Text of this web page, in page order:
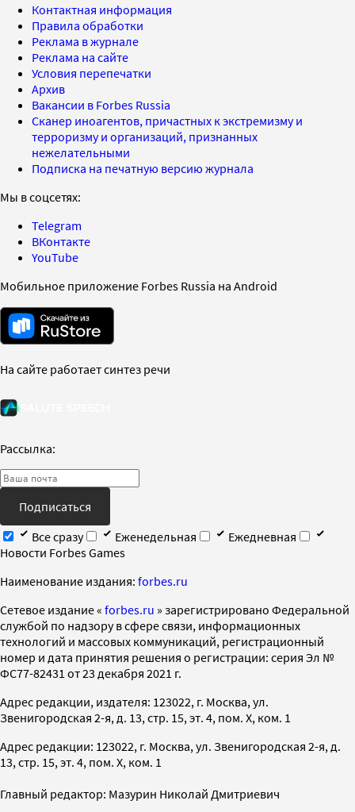
Контактная информация
Правила обработки
Реклама в журнале
Реклама на сайте
Условия перепечатки
Архив
Вакансии в Forbes Russia
Сканер иноагентов, причастных к экстремизму и
терроризму и организаций, признанных
нежелательными
Подписка на печатную версию журнала
Мы в соцсетях:
Telegram
ВКонтакте
YouTube
Мобильное приложение Forbes Russia на Android
На сайте работает синтез речи
Рассылка:
Подписаться
Все сразу
Еженедельная
Ежедневная
Новости Forbes Games
Наименование издания: forbes.ru
Cетевое издание « forbes.ru » зарегистрировано Федеральной
службой по надзору в сфере связи, информационных
технологий и массовых коммуникаций, регистрационный
номер и дата принятия решения о регистрации: серия Эл №
ФС77-82431 от 23 декабря 2021 г.
Адрес редакции, издателя: 123022, г. Москва, ул.
Звенигородская 2-я, д. 13, стр. 15, эт. 4, пом. X, ком. 1
Адрес редакции: 123022, г. Москва, ул. Звенигородская 2-я, д.
13, стр. 15, эт. 4, пом. X, ком. 1
Главный редактор: Мазурин Николай Дмитриевич